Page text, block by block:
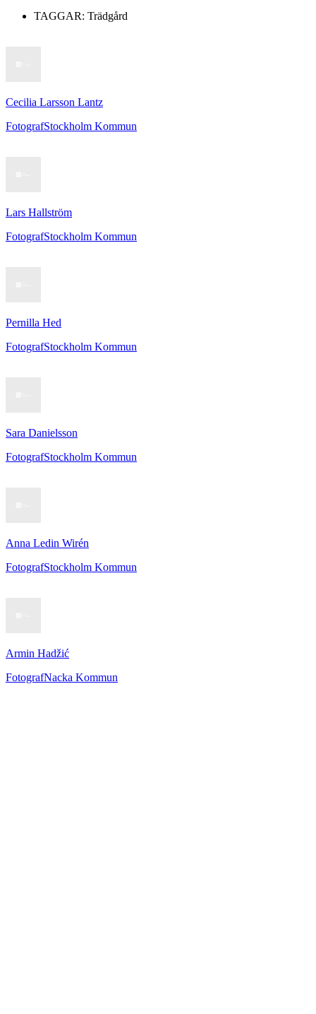
TAGGAR: Trädgård
Cecilia Larsson Lantz
FotografStockholm Kommun
Lars Hallström
FotografStockholm Kommun
Pernilla Hed
FotografStockholm Kommun
Sara Danielsson
FotografStockholm Kommun
Anna Ledin Wirén
FotografStockholm Kommun
Armin Hadžić
FotografNacka Kommun